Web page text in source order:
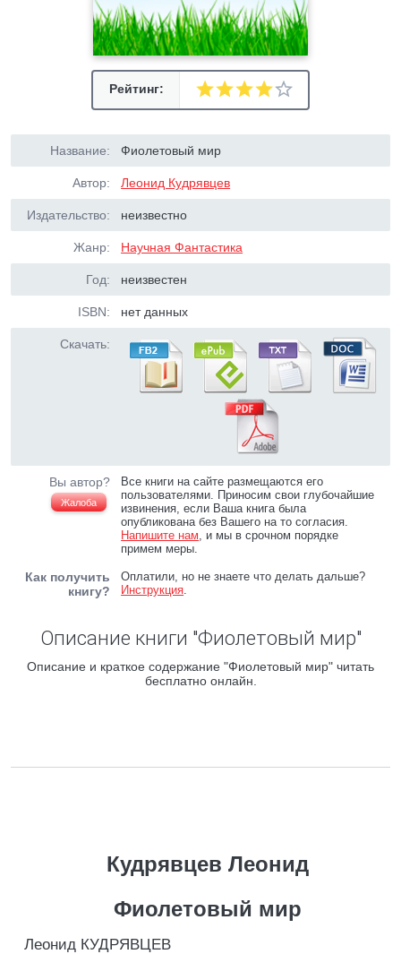
Рейтинг:
Название: Фиолетовый мир
Автор: Леонид Кудрявцев
Издательство: неизвестно
Жанр: Научная Фантастика
Год: неизвестен
ISBN: нет данных
Скачать:
Вы автор?
Жалоба
Все книги на сайте размещаются его
пользователями. Приносим свои глубочайшие
извинения, если Ваша книга была
опубликована без Вашего на то согласия.
Напишите нам, и мы в срочном порядке
примем меры.
Как получить
книгу?
Оплатили, но не знаете что делать дальше?
Инструкция.
Описание книги "Фиолетовый мир"
Описание и краткое содержание "Фиолетовый мир" читать
бесплатно онлайн.
Кудрявцев Леонид
Фиолетовый мир
Леонид КУДРЯВЦЕВ